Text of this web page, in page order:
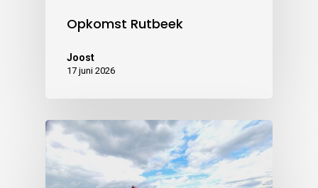
Opkomst Rutbeek
Joost
17 juni 2026